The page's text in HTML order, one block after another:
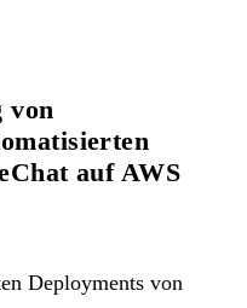
von
auf AWS
Deployments von